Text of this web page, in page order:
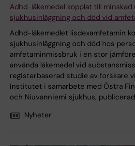
Adhd-läkemedel kopplat till minskad
sjukhusinläggning och död vid
Adhd-läkemedlet lisdexamfetamin
sjukhusinläggning och död hos
amfetaminmissbruk i en stor
använda läkemedel vid
registerbaserad studie av forskare
Institutet i samarbete med Östra
och Niuvanniemi sjukhus,
Nyheter